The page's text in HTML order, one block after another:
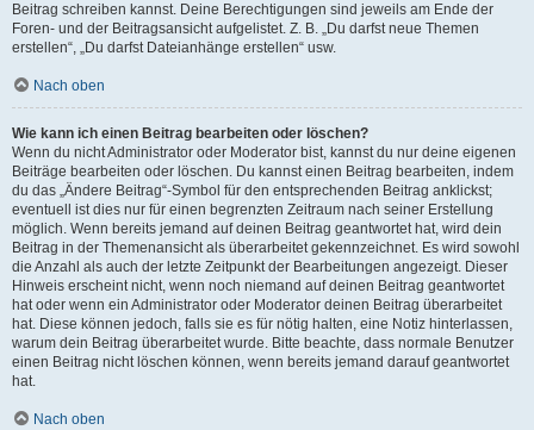
Beitrag schreiben kannst. Deine Berechtigungen sind jeweils am Ende der
Foren- und der Beitragsansicht aufgelistet. Z. B. „Du darfst neue Themen
erstellen“, „Du darfst Dateianhänge erstellen“ usw.
Nach oben
Wie kann ich einen Beitrag bearbeiten oder löschen?
Wenn du nicht Administrator oder Moderator bist, kannst du nur deine eigenen
Beiträge bearbeiten oder löschen. Du kannst einen Beitrag bearbeiten, indem
du das „Ändere Beitrag“-Symbol für den entsprechenden Beitrag anklickst;
eventuell ist dies nur für einen begrenzten Zeitraum nach seiner Erstellung
möglich. Wenn bereits jemand auf deinen Beitrag geantwortet hat, wird dein
Beitrag in der Themenansicht als überarbeitet gekennzeichnet. Es wird sowohl
die Anzahl als auch der letzte Zeitpunkt der Bearbeitungen angezeigt. Dieser
Hinweis erscheint nicht, wenn noch niemand auf deinen Beitrag geantwortet
hat oder wenn ein Administrator oder Moderator deinen Beitrag überarbeitet
hat. Diese können jedoch, falls sie es für nötig halten, eine Notiz hinterlassen,
warum dein Beitrag überarbeitet wurde. Bitte beachte, dass normale Benutzer
einen Beitrag nicht löschen können, wenn bereits jemand darauf geantwortet
hat.
Nach oben